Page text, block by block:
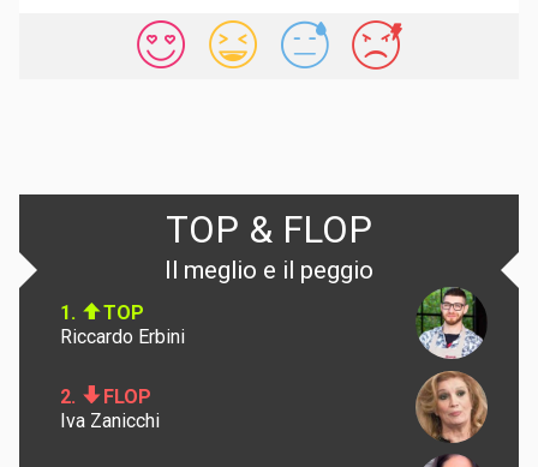
TOP & FLOP
Il meglio e il peggio
1.
TOP
Riccardo Erbini
2.
FLOP
Iva Zanicchi